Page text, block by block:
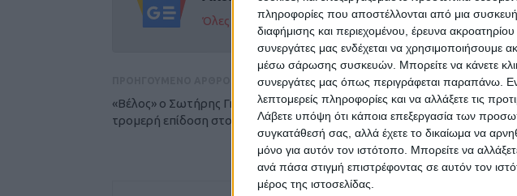
πληροφορίες που αποστέλλονται από μια συσκευή
διαφήμισης και περιεχομένου, έρευνα
συνεργάτες μας ενδέχεται να χρησιμοποιήσουμε
μέσω σάρωσης συσκευών. Μπορείτε να κάνετε
συνεργάτες μας όπως περιγράφεται παραπάνω.
λεπτομερείς πληροφορίες και να αλλάξετε τις
Λάβετε υπόψη ότι κάποια επεξεργασία των
συγκατάθεσή σας, αλλά έχετε το δικαίωμα να
μόνο για αυτόν τον ιστότοπο. Μπορείτε να
ανά πάσα στιγμή επιστρέφοντας σε αυτόν τον
μέρος της ιστοσελίδας.
Όλες οι εξελίξεις στην περιοχή της Καρδίτσας και
«Βέλος» ο Σωτήρης Γκαραγκάνης, πρώτος με
τρομερή επίδοση στο πανελλήνιο (video)
επιχειρηματία